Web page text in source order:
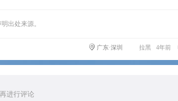
出处来源。
广东·深圳 拉黑 4年前
进行评论